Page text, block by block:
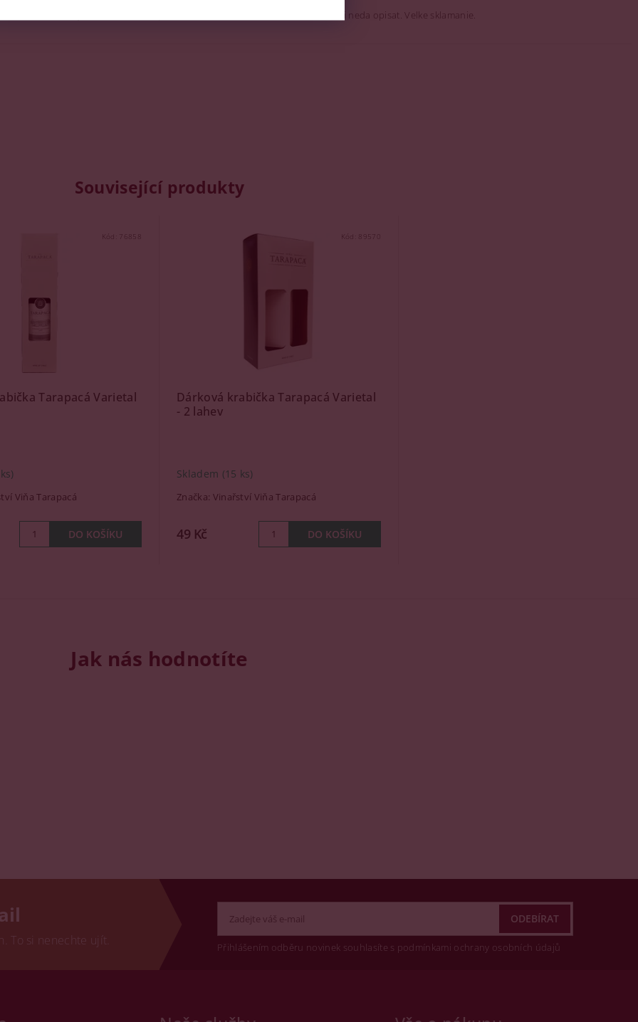
a 2019 bolo vyborne vino, 2020 pachne ako umela hmota a ako chuti sa ani neda opisat. Velke sklamanie.
Související produkty
Kód: 76858
Tarapacá Varietal
Viňa Tarapacá
Kód: 89570
Dárková krabička Tarapacá Varietal
- 2 lahev
Skladem (15 ks)
Značka: Vinařství Viňa Tarapacá
49 Kč
Jak nás hodnotíte
To si nenechte ujít. Přihlášením odběru novinek souhlasíte s podmínkami ochrany osobních údajů